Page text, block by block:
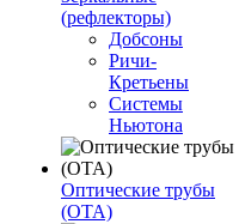
(рефлекторы)
Добсоны
Ричи-
Кретьены
Системы
Ньютона
Оптические трубы
(OTA)